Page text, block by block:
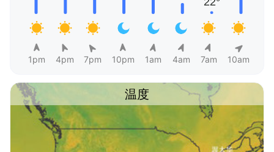
1pm 4pm 7pm 10pm 1am 4am 7am 10am
温度